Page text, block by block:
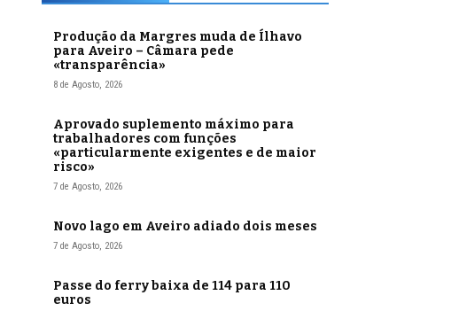
Produção da Margres muda de Ílhavo
para Aveiro – Câmara pede
«transparência»
8 de Agosto, 2026
Aprovado suplemento máximo para
trabalhadores com funções
«particularmente exigentes e de maior
risco»
7 de Agosto, 2026
Novo lago em Aveiro adiado dois meses
7 de Agosto, 2026
Passe do ferry baixa de 114 para 110
euros